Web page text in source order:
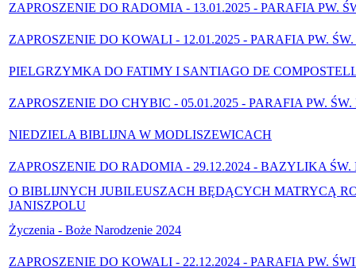
ZAPROSZENIE DO RADOMIA - 13.01.2025 - PARAFIA PW.
ZAPROSZENIE DO KOWALI - 12.01.2025 - PARAFIA PW.
PIELGRZYMKA DO FATIMY I SANTIAGO DE
ZAPROSZENIE DO CHYBIC - 05.01.2025 - PARAFIA PW.
NIEDZIELA BIBLIJNA W MODLISZEWICACH
ZAPROSZENIE DO RADOMIA - 29.12.2024 - BAZYLIKA
O BIBLIJNYCH JUBILEUSZACH BĘDĄCYCH MATRYCĄ
JANISZPOLU
Życzenia - Boże Narodzenie 2024
ZAPROSZENIE DO KOWALI - 22.12.2024 - PARAFIA PW.